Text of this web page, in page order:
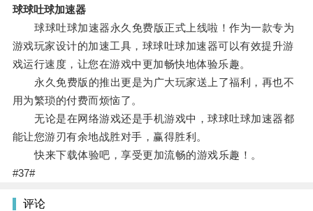
球球吐球加速器
球球吐球加速器永久免费版正式上线啦！作为一款专为
游戏玩家设计的加速工具，球球吐球加速器可以有效提升游
戏运行速度，让您在游戏中更加畅快地体验乐趣。
永久免费版的推出更是为广大玩家送上了福利，再也不
用为繁琐的付费而烦恼了。
无论是在网络游戏还是手机游戏中，球球吐球加速器都
能让您游刃有余地战胜对手，赢得胜利。
快来下载体验吧，享受更加流畅的游戏乐趣！。
#37#
评论